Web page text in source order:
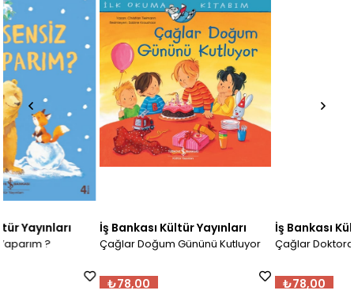
İş Bankası Kültür Yayınları
Çağlar Doğum Gününü Kutluyor
İş Bankası Kültür Yayınları
Çağlar Doktorda